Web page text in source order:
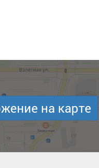
на карте